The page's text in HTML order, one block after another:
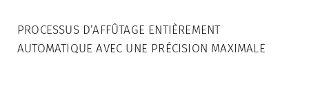
Élevage d’animaux
PROCESSUS D’AFFÛTAGE ENTIÈREMENT
AUTOMATIQUE AVEC UNE PRÉCISION MAXIMALE